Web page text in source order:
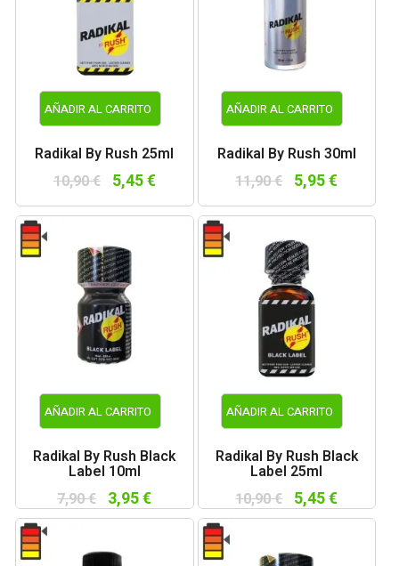
AÑADIR AL CARRITO
Radikal By Rush 25ml
10,90 € 5,45 €
AÑADIR AL CARRITO
Radikal By Rush 30ml
11,90 € 5,95 €
AÑADIR AL CARRITO
Radikal By Rush Black
Label 10ml
7,90 € 3,95 €
AÑADIR AL CARRITO
Radikal By Rush Black
Label 25ml
10,90 € 5,45 €